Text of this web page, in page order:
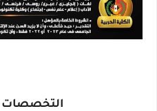
التخصصات